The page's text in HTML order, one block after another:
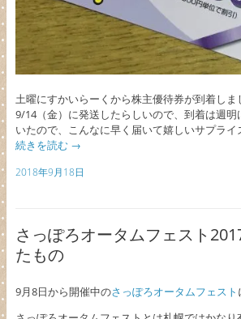
土曜にすかいらーくから株主優待券が到着しま
9/14（金）に発送したらしいので、到着は週明
いたので、こんなに早く届いて嬉しいサプライ
続きを読む →
2018年9月18日
さっぽろオータムフェスト
たもの
9月8日から開催中のさっぽろオータムフェスト